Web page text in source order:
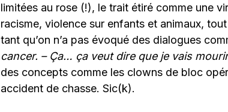
limitées au rose (!), le trait étiré comme une
racisme, violence sur enfants et animaux,
tant qu’on n’a pas évoqué des dialogues
cancer. – Ça… ça veut dire que je vais
des concepts comme les clowns de bloc
accident de chasse. Sic(k).